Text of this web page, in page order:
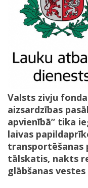
Valsts zivju
aizsardzības
apvienībā” tika
laivas
transportēšanas
tālskatis, nakts
glābšanas